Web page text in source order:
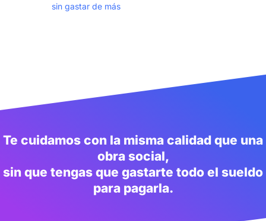
sin gastar de más
Te cuidamos con la misma calidad que una
obra social,
sin que tengas que gastarte todo el sueldo
para pagarla.